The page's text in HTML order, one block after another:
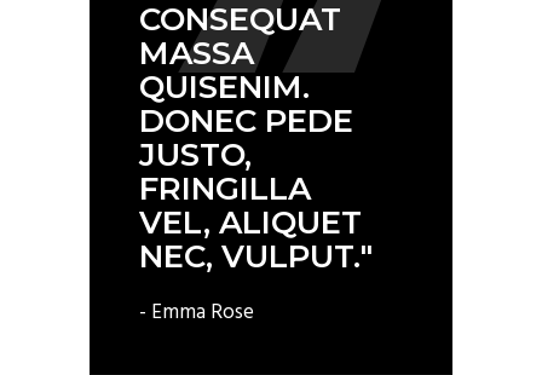
CONSEQUAT
MASSA
QUISENIM.
DONEC PEDE
JUSTO,
FRINGILLA
VEL, ALIQUET
NEC, VULPUT."
- Emma Rose